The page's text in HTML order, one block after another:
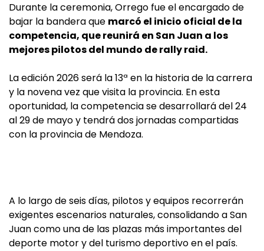
Durante la ceremonia, Orrego fue el encargado de
bajar la bandera que marcó el inicio oficial de la
competencia, que reunirá en San Juan a los
mejores pilotos del mundo de rally raid.
La edición 2026 será la 13ª en la historia de la carrera
y la novena vez que visita la provincia. En esta
oportunidad, la competencia se desarrollará del 24
al 29 de mayo y tendrá dos jornadas compartidas
con la provincia de Mendoza.
A lo largo de seis días, pilotos y equipos recorrerán
exigentes escenarios naturales, consolidando a San
Juan como una de las plazas más importantes del
deporte motor y del turismo deportivo en el país.